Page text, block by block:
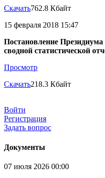
Скачать762.8 Кбайт
15 февраля 2018 15:47
Постановление
сводной статистической
Просмотр
Скачать218.3 Кбайт
Войти
Регистрация
Задать вопрос
Документы
07 июля 2026 00:00